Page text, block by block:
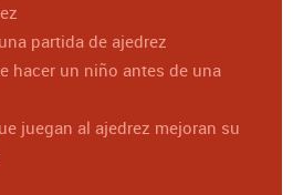
partida de ajedrez
hacer un niño antes de una
juegan al ajedrez mejoran su